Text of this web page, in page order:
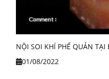
NỘI SOI KHÍ PHẾ QUẢN TẠI
01/08/2022